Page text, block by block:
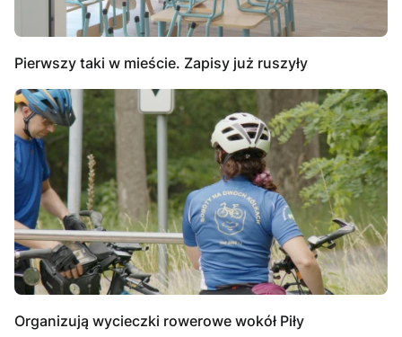
Pierwszy taki w mieście. Zapisy już ruszyły
Organizują wycieczki rowerowe wokół Piły